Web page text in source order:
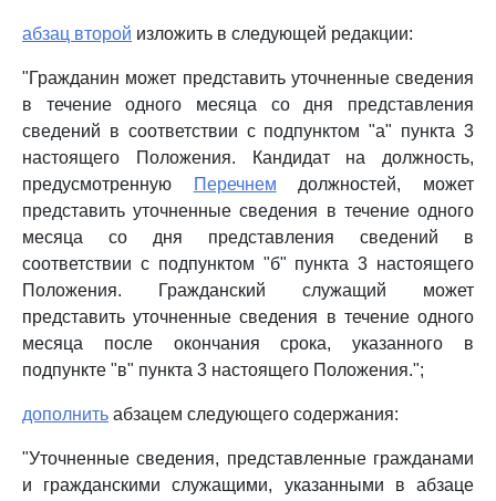
абзац второй изложить в следующей редакции:
"Гражданин может представить уточненные сведения
в течение одного месяца со дня представления
сведений в соответствии с подпунктом "а" пункта 3
настоящего Положения. Кандидат на должность,
предусмотренную
Перечнем должностей, может
представить уточненные сведения в течение одного
месяца со дня представления сведений в
соответствии с подпунктом "б" пункта 3 настоящего
Положения. Гражданский служащий может
представить уточненные сведения в течение одного
месяца после окончания срока, указанного в
подпункте "в" пункта 3 настоящего Положения.";
дополнить абзацем следующего содержания:
"Уточненные сведения, представленные гражданами
и гражданскими служащими, указанными в абзаце